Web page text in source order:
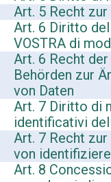
Art. 5 Recht
Art. 6 Diritto
VOSTRA di
Art. 6 Recht
Behörden zur
von Daten
Art. 7 Diritto di
identificativi
Art. 7 Recht
von
Art. 8